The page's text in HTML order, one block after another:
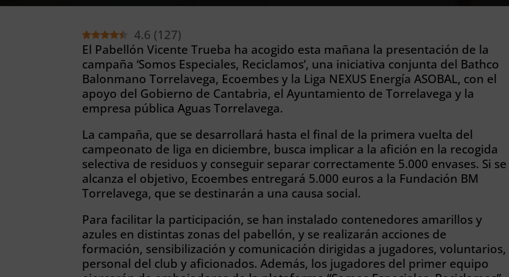
4.6 (127)
El Pabellón Vicente Trueba ha acogido esta mañana la presentación de la
campaña ‘Somos Especiales, Reciclamos’, una iniciativa conjunta del Bathco
Balonmano Torrelavega, Ecoembes y la Liga NEXUS Energía ASOBAL, con el
apoyo del Gobierno de Cantabria, el Ayuntamiento de Torrelavega y la
empresa pública Aguas Torrelavega.
La campaña, que se desarrollará hasta el final de la primera vuelta del
campeonato de liga en diciembre, busca implicar a la afición en la recogida
selectiva de residuos y conseguir separar correctamente 5.000 envases. Si se
alcanza el objetivo, Ecoembes entregará 5.000 euros a la Fundación BM
Torrelavega, que se destinarán a una causa social.
Para facilitar la participación, se han instalado contenedores amarillos y
azules en distintas zonas del pabellón, y se realizarán acciones de
formación, sensibilización y comunicación dirigidas a jugadores, voluntarios,
personal del club y aficionados. Además, los jugadores del primer equipo